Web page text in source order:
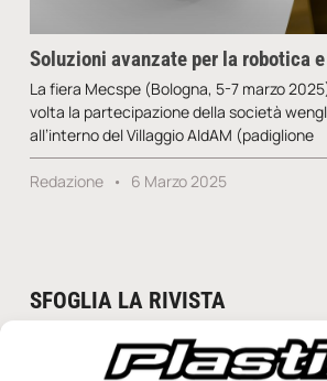
Soluzioni avanzate per la robotica
La fiera Mecspe (Bologna, 5-7 marzo
volta la partecipazione della società
all’interno del Villaggio AIdAM (padiglione
Redazione 6 Marzo 2025
SFOGLIA LA RIVISTA